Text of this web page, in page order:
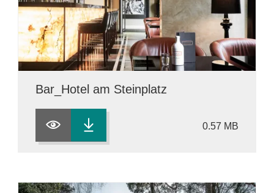
Bar_Hotel am Steinplatz
0.57 MB